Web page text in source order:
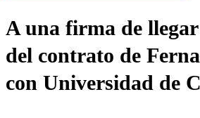
A una firma de
del contrato de
con Universidad de